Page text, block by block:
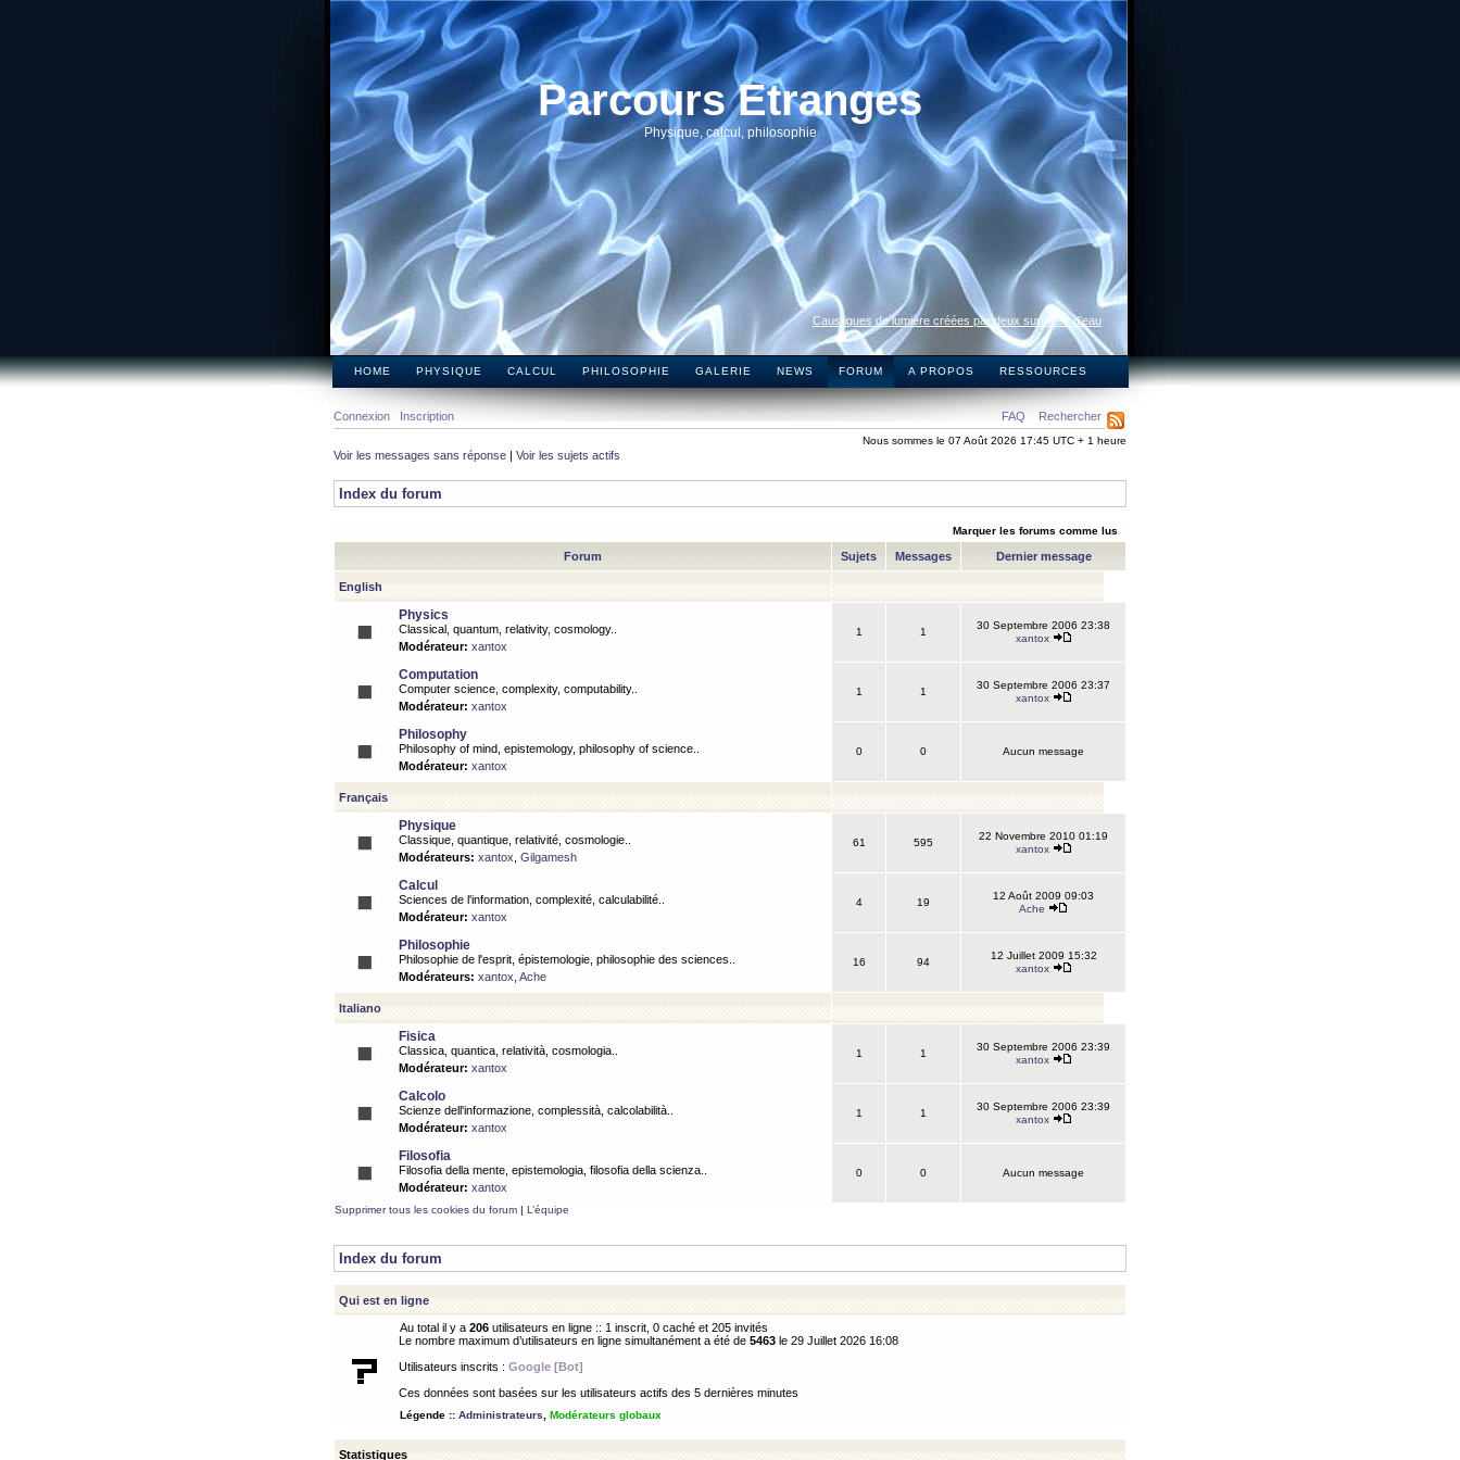
Parcours Etranges
Physique, calcul, philosophie
Caustiques de lumière créées par deux surfaces d’eau
HOME PHYSIQUE CALCUL PHILOSOPHIE GALERIE NEWS FORUM A PROPOS RESSOURCES
FAQ Rechercher
Connexion Inscription
Nous sommes le 07 Août 2026 17:45 UTC + 1 heure
Voir les messages sans réponse | Voir les sujets actifs
Index du forum
Marquer les forums comme lus
Forum Sujets Messages Dernier message
English
Physics
Classical, quantum, relativity, cosmology..
Modérateur: xantox
1 1
30 Septembre 2006 23:38
xantox
Computation
Computer science, complexity, computability..
Modérateur: xantox
1 1
30 Septembre 2006 23:37
xantox
Philosophy
Philosophy of mind, epistemology, philosophy of science..
Modérateur: xantox
0 0 Aucun message
Français
Physique
Classique, quantique, relativité, cosmologie..
Modérateurs: xantox Gilgamesh
61 595
22 Novembre 2010 01:19
xantox
Calcul
Sciences de l'information, complexité, calculabilité..
Modérateur: xantox
4 19
12 Août 2009 09:03
Ache
Philosophie
Philosophie de l'esprit, épistemologie, philosophie des sciences..
Modérateurs: xantox Ache
16 94
12 Juillet 2009 15:32
xantox
Italiano
Fisica
Classica, quantica, relatività, cosmologia..
Modérateur: xantox
1 1
30 Septembre 2006 23:39
xantox
Calcolo
Scienze dell'informazione, complessità, calcolabilità..
Modérateur: xantox
1 1
30 Septembre 2006 23:39
xantox
Filosofia
Filosofia della mente, epistemologia, filosofia della scienza..
Modérateur: xantox
0 0 Aucun message
Supprimer tous les cookies du forum | L’équipe
Index du forum
Qui est en ligne
Au total il y a 206 utilisateurs en ligne :: 1 inscrit, 0 caché et 205 invités
Le nombre maximum d’utilisateurs en ligne simultanément a été de 5463 le 29 Juillet 2026 16:08
Utilisateurs inscrits : Google [Bot]
Ces données sont basées sur les utilisateurs actifs des 5 dernières minutes
Légende :: Administrateurs Modérateurs globaux
Statistiques